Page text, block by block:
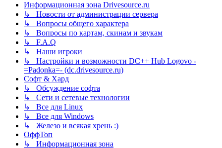
Информационная зона Drivesource.ru
↳ Новости от администрации сервера
↳ Вопросы общего характера
↳ Вопросы по картам, скинам и звукам
↳ F.A.Q
↳ Наши игроки
↳ Настройки и возможности DC++ Hub Logovo -
=Padonka=- (dc.drivesource.ru)
Софт & Хард
↳ Обсуждение софта
↳ Сети и сетевые технологии
↳ Все для Linux
↳ Все для Windows
↳ Железо и всякая хрень :)
ОффТоп
↳ Информационная зона